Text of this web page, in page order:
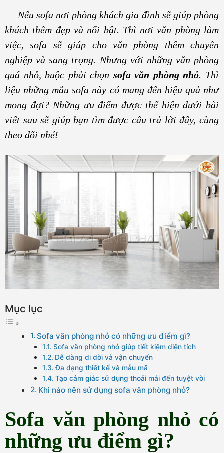
Nếu sofa nơi phòng khách gia đình sẽ giúp phòng
khách thêm đẹp và nổi bật. Thì nơi văn phòng làm
việc, sofa sẽ giúp cho văn phòng thêm chuyên
nghiệp và sang trọng. Nhưng với những văn phòng
quá nhỏ, buộc phải chọn sofa văn phòng nhỏ. Thì
liệu những mẫu sofa này có mang đến hiệu quả như
mong đợi? Những ưu điểm được thể hiện dưới bài
viết sau sẽ giúp bạn tìm được câu trả lời đấy, cùng
theo dõi nhé!
Mục lục
Sofa văn phòng nhỏ có những ưu điểm gì?
Sofa văn phòng nhỏ giúp tiết kiệm diện tích
Dễ dàng di dời và vận chuyển
Đa dạng thiết kế và mẫu mã
Tạo cảm giác sử dụng thoải mái đến tuyệt vời
Khi nào nên sử dụng sofa văn phòng nhỏ?
Sofa văn phòng nhỏ có
những ưu điểm gì?